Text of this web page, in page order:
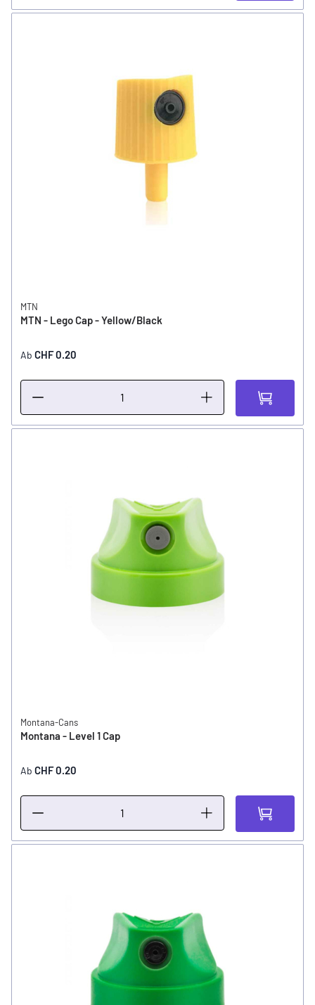
MTN
MTN - Lego Cap - Yellow/Black
Ab CHF 0.20
Montana-Cans
Montana - Level 1 Cap
Ab CHF 0.20